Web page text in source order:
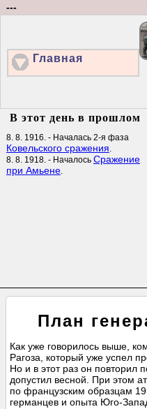
---
Главная
В этот день в прошлом
8. 8. 1916. - Началась 2-я фаза
Ковельского сражения.
8. 8. 1918. - Началось Сражение
при Амьене.
План
Как уже говорилось выше,
Рагоза, который уже успел
Но и в этот раз он повторил
допустил весной. При этом
по французским образцам
германцев и опыта Юго-